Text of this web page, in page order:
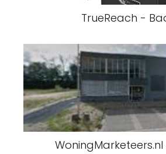
TrueReach -